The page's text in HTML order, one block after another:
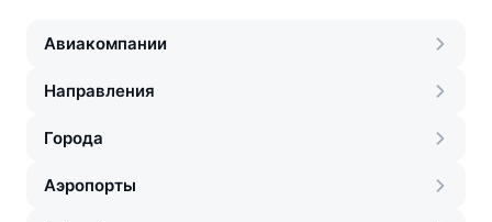
Авиакомпании
Направления
Города
Аэропорты